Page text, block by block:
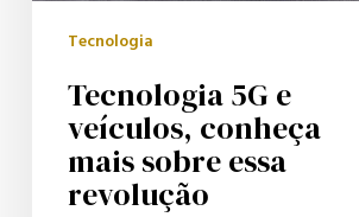
essa
revolução
Tecnologia
Tecnologia 5G e
veículos, conheça
mais sobre essa
revolução